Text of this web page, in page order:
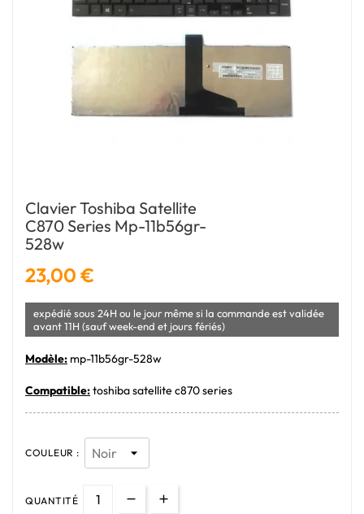
Clavier Toshiba Satellite
C870 Series Mp-11b56gr-
528w
23,00 €
expédié sous 24H ou le jour même si la commande est validée
avant 11H (sauf week-end et jours fériés)
Modèle: mp-11b56gr-528w
Compatible:toshiba satellite c870 series
COULEUR :
QUANTITÉ